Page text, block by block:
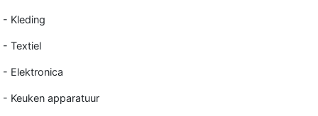
- Kleding
- Textiel
- Elektronica
- Keuken apparatuur